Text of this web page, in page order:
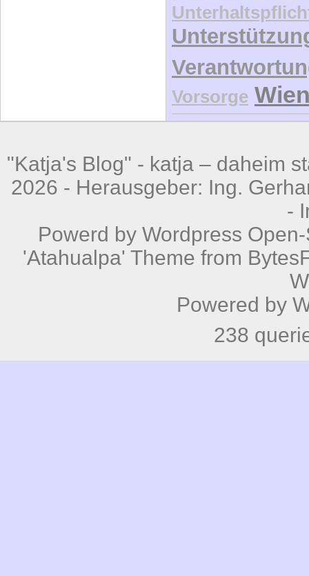
Vorsorge
"Katja's Blog" - katja – daheim
2026 - Herausgeber: Ing.
-
Powerd by Wordpress
'Atahualpa' Theme from
Powered by
238